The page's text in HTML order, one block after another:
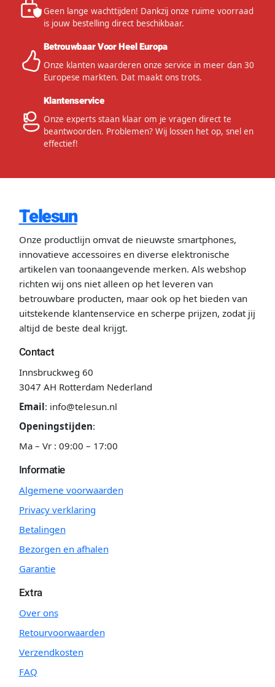
Geen lange wachttijden! Dankzij onze ruime voorraad
is jouw bestelling direct beschikbaar.
Betrouwbaar Voor Heel Europa
Onze klanten waarderen onze service in meer dan 30
Europese markten. Dat maakt ons trots.
Klantenservice
Onze experts staan klaar om je vragen direct te
beantwoorden. Problemen? Wij lossen het op, snel en
effectief!
Telesun
Onze productlijn omvat de nieuwste smartphones,
innovatieve accessoires en diverse elektronische
artikelen van toonaangevende merken. Als webshop
richten wij ons niet alleen op het leveren van
betrouwbare producten, maar ook op het bieden van
uitstekende klantenservice en scherpe prijzen, zodat jij
altijd de beste deal krijgt.
Contact
Innsbruckweg 60
3047 AH Rotterdam Nederland
Email: info@telesun.nl
Openingstijden:
Ma – Vr : 09:00 – 17:00
Informatie
Algemene voorwaarden
Privacy verklaring
Betalingen
Bezorgen en afhalen
Garantie
Extra
Over ons
Retourvoorwaarden
Verzendkosten
FAQ